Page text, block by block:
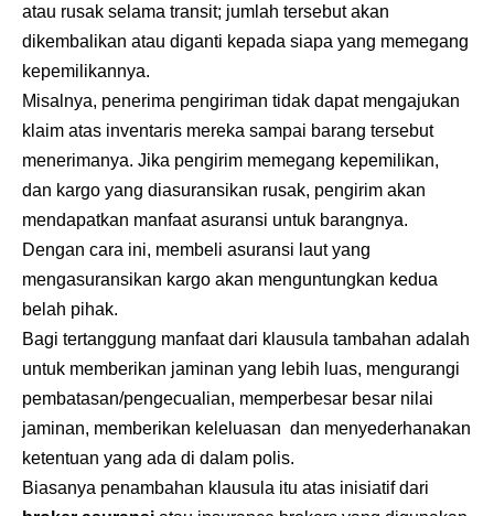
atau rusak selama transit; jumlah tersebut akan
dikembalikan atau diganti kepada siapa yang memegang
kepemilikannya.
Misalnya, penerima pengiriman tidak dapat mengajukan
klaim atas inventaris mereka sampai barang tersebut
menerimanya. Jika pengirim memegang kepemilikan,
dan kargo yang diasuransikan rusak, pengirim akan
mendapatkan manfaat asuransi untuk barangnya.
Dengan cara ini, membeli asuransi laut yang
mengasuransikan kargo akan menguntungkan kedua
belah pihak.
Bagi tertanggung manfaat dari klausula tambahan adalah
untuk memberikan jaminan yang lebih luas, mengurangi
pembatasan/pengecualian, memperbesar besar nilai
jaminan, memberikan keleluasan dan menyederhanakan
ketentuan yang ada di dalam polis.
Biasanya penambahan klausula itu atas inisiatif dari